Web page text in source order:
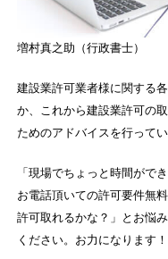
増村真之助（行政書士）
建設業許可業者様に関する
か、これから建設業許可の
ためのアドバイスを行ってい
「現場でちょっと時間がで
お電話頂いての許可要件無
許可取れるかな？」とお悩
ください。お力になります！